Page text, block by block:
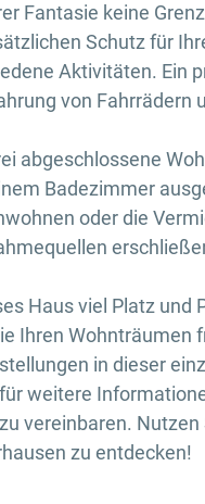
Fantasie keine
Schutz für
Aktivitäten. Ein
von Fahrrädern
abgeschlossene
Badezimmer
oder die
Haus viel Platz und
Ihren Wohnträumen
in dieser
weitere
vereinbaren. Nutzen
zu entdecken!